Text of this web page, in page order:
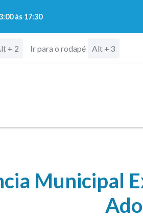
às 17:30
+ 2 Ir para o rodapé Alt + 3
Municipal